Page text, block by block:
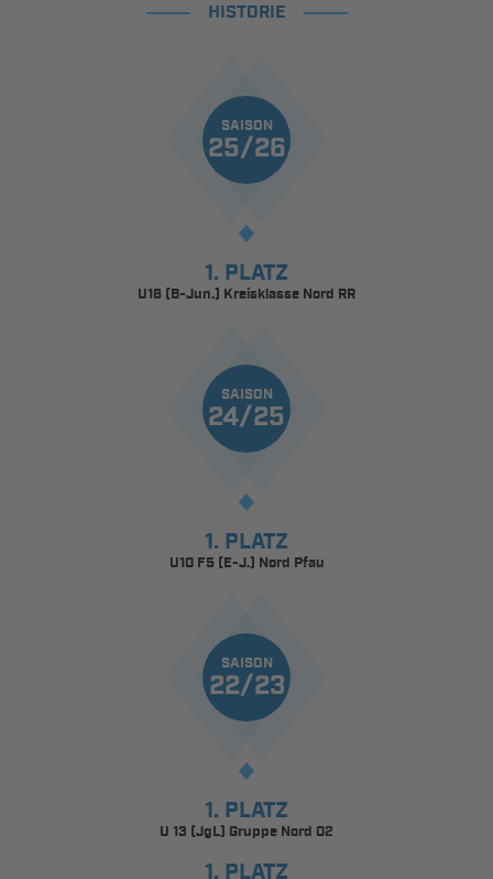
HISTORIE
SAISON
25/26
1. PLATZ
U16 (B-Jun.) Kreisklasse Nord RR
SAISON
24/25
1. PLATZ
U10 F5 (E-J.) Nord Pfau
SAISON
22/23
1. PLATZ
U 13 (JgL) Gruppe Nord 02
1. PLATZ